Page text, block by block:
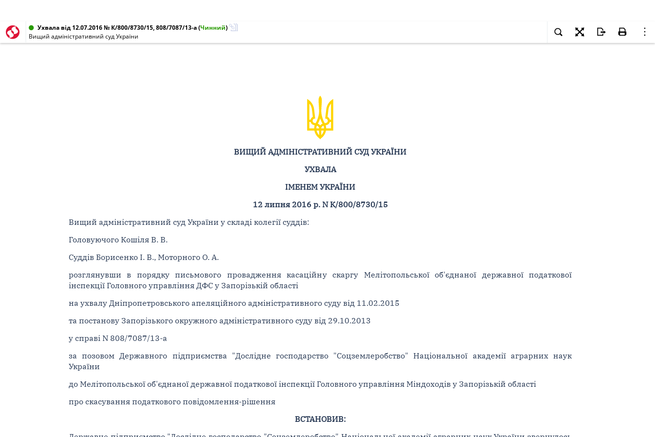
Ухвала від 12.07.2016 № К/800/8730/15, 808/7087/13-а(Чинний)
Вищий адміністративний суд України
ВИЩИЙ АДМІНІСТРАТИВНИЙ СУД УКРАЇНИ
УХВАЛА
ІМЕНЕМ УКРАЇНИ
12 липня 2016 р. N К/800/8730/15
Вищий адміністративний суд України у складі колегії суддів:
Головуючого Кошіля В. В.
Суддів Борисенко І. В., Моторного О. А.
розглянувши в порядку письмового провадження касаційну скаргу Мелітопольської об'єднаної державної податкової
інспекції Головного управління ДФС у Запорізькій області
на ухвалу Дніпропетровського апеляційного адміністративного суду від 11.02.2015
та постанову Запорізького окружного адміністративного суду від 29.10.2013
у справі N 808/7087/13-а
за позовом Державного підприємства "Дослідне господарство "Соцземлеробство" Національної академії аграрних наук
України
до Мелітопольської об'єднаної державної податкової інспекції Головного управління Міндоходів у Запорізькій області
про скасування податкового повідомлення-рішення
ВСТАНОВИВ: